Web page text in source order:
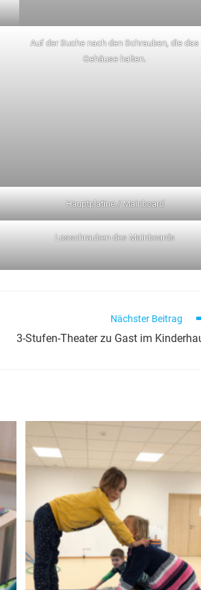
Auf der Suche nach den Schrauben, die das
Gehäuse halten.
Hauptplatine / Mainboard
Losschrauben des Mainboards
Nächster Beitrag
3-Stufen-Theater zu Gast im